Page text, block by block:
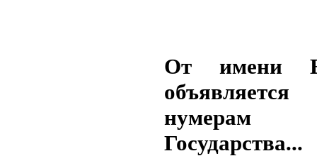
От имени
нумерам
Государства...